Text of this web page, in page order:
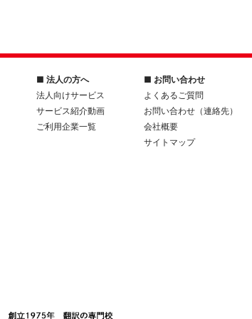
■ 法人の方へ
法人向けサービス
サービス紹介動画
ご利用企業一覧
■ お問い合わせ
よくあるご質問
お問い合わせ（連絡先）
会社概要
サイトマップ